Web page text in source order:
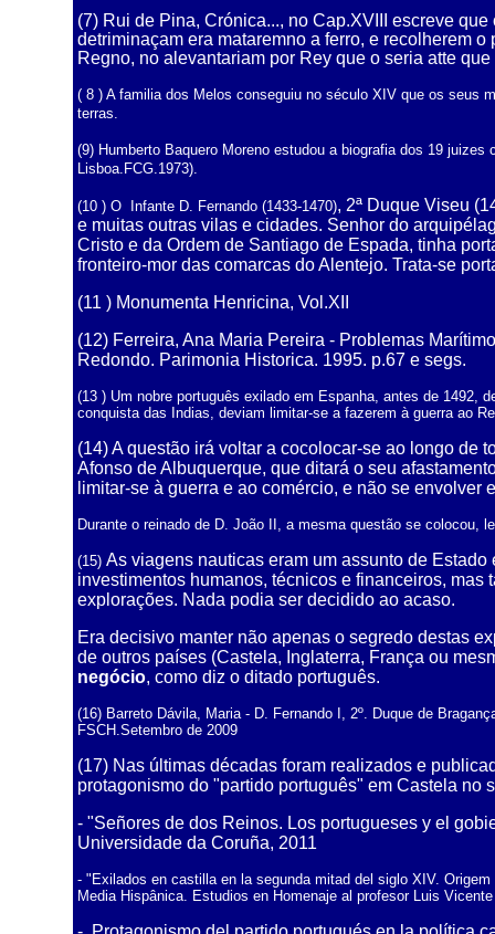
(7) Rui de Pina, Crónica..., no Cap.XVIII escreve
detriminaçam era mataremno a ferro, e recolherem
Regno, no alevantariam por Rey que o seria atte
( 8 ) A familia dos Melos conseguiu no século XIV que os seus
terras.
(9) Humberto Baquero Moreno estudou a biografia dos 19
Lisboa.FCG.1973).
(10 ) O Infante D. Fernando (1433-1470), 2ª Duque Viseu
e muitas outras vilas e cidades. Senhor do
Cristo e da Ordem de Santiago de Espada, tinha
fronteiro-mor das comarcas do Alentejo. Trata-se
(11 ) Monumenta Henricina, Vol.XII
(12) Ferreira, Ana Maria Pereira - Problemas
Redondo. Parimonia Historica. 1995. p.67 e segs.
(13 ) Um nobre português exilado em Espanha, antes de 1492,
conquista das Indias, deviam limitar-se a fazerem à guerra ao
(14)A questão irá voltar a cocolocar-se ao longo de
Afonso de Albuquerque, que ditará o seu
limitar-se à guerra e ao comércio, e não se envolver
Durante o reinado de D. João II, a mesma questão se colocou,
(15) As viagens nauticas eram um assunto de
investimentos humanos, técnicos e financeiros,
explorações. Nada podia ser decidido ao acaso.
Era decisivo manter não apenas o segredo destas
de outros países (Castela, Inglaterra, França ou
negócio, como diz o ditado português.
(16) Barreto Dávila, Maria - D. Fernando I, 2º. Duque de
FSCH.Setembro de 2009
(17) Nas últimas décadas foram realizados e
protagonismo do "partido português" em Castela no
- "Señores de dos Reinos. Los portugueses y el
Universidade da Coruña, 2011
- "Exilados en castilla en la segunda mitad del siglo XIV.
Media Hispânica. Estudios en Homenaje al profesor Luis